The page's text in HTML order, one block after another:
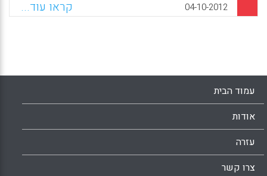
לחשוף אותן ולעורר את התלמיד לחשיבה חוזרת
לגבי אמונותיו במערכות. הוא מציג את תפקיד
04-10-2012 קראו עוד...
עמוד הבית
אודות
עזרה
צרו קשר